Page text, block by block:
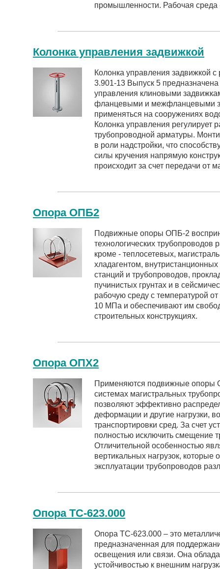
промышленности. Рабочая среда
Колонка управления задвижкой
Колонка управления задвижкой
3.901-13 Выпуск 5
управления клиновыми
фланцевыми и межфланцевыми
применяться на сооружениях
Колонка управления регулирует
трубопроводной арматуры.
в роли надстройки, что
силы кручения напрямую
происходит за счет передачи от
Опора ОПБ2
Подвижные опоры ОПБ-2
технологических трубопроводов
кроме - теплосетевых,
хладагентом,
станций и трубопроводов,
пучинистых грунтах и в
рабочую среду с температурой
10 МПа и обеспечивают им
строительных конструкциях.
Опора ОПХ2
Применяются подвижные опоры
системах магистральных
позволяют эффективно
деформации и другие нагрузки,
транспортировки сред. За счет
полностью исключить смещение
Отличительной особенностью
вертикальных нагрузок, которые
эксплуатации трубопроводов
Опора ТС-623.000
Опора ТС-623.000 – это
предназначенная для
освещения или связи. Она
устойчивостью к внешним